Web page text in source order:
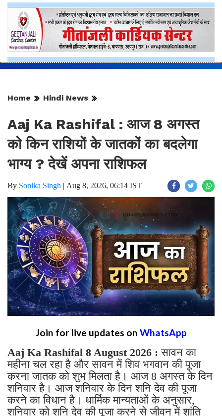
Home Hindi News
Aaj Ka Rashifal : आज 8 अगस्त
को किन राशियों के जातकों का बदलेगा
भाग्य ? देखें अपना राशिफल
By Sonika Singh | Aug 8, 2026, 06:14 IST
Join for live updates on WhatsApp
Aaj Ka Rashifal 8 August 2026 :सावन का
महीना चल रहा है और सावन में शिव भगवान की पूजा
करना जातक को शुभ मिलता है। आज 8 अगस्त के दिन
शनिवार है। आज शनिवार के दिन शनि देव की पूजा
करने का विधान है। धार्मिक मान्यताओं के अनुसार,
शनिवार को शनि देव की पूजा करने से जीवन में शांति